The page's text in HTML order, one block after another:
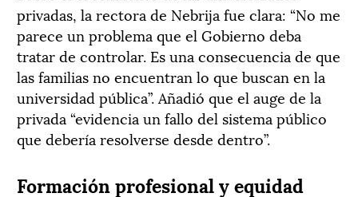
privadas, la rectora de Nebrija fue clara: “No me
parece un problema que el Gobierno deba
tratar de controlar. Es una consecuencia de que
las familias no encuentran lo que buscan en la
universidad pública”. Añadió que el auge de la
privada “evidencia un fallo del sistema público
que debería resolverse desde dentro”.
Formación profesional y equidad